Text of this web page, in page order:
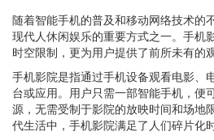
随着智能手机的普及和移动网络技术的
现代人休闲娱乐的重要方式之一。手机
时空限制，更为用户提供了前所未有的
手机影院是指通过手机设备观看电影、
台或应用。用户只需一部智能手机，便
源，无需受制于影院的放映时间和场地
代生活中，手机影院满足了人们碎片化